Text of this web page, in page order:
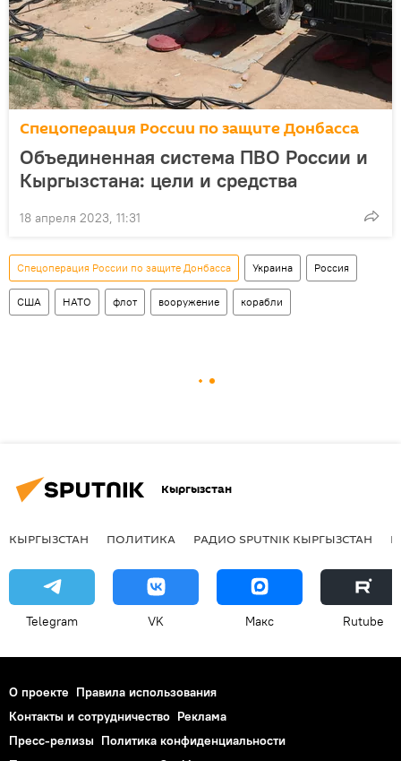
Спецоперация России по защите Донбасса
Объединенная система ПВО России и
Кыргызстана: цели и средства
18 апреля 2023, 11:31
Спецоперация России по защите Донбасса Украина Россия
США НАТО флот вооружение корабли
Кыргызстан
КЫРГЫЗСТАН ПОЛИТИКА РАДИО SPUTNIK КЫРГЫЗСТАН
Telegram VK Макс Rutube
О проекте Правила использования
Контакты и сотрудничество Реклама
Пресс-релизы Политика конфиденциальности